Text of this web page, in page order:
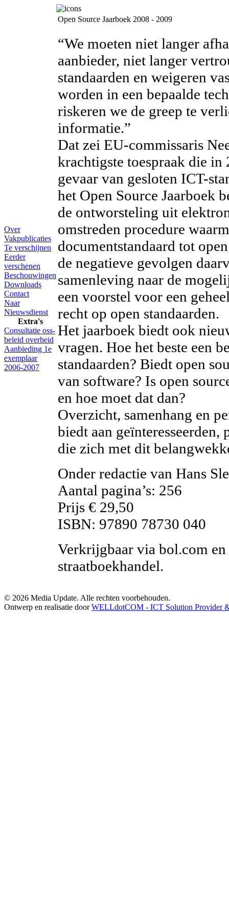
Over
Vakpublicaties
Te verschijnen
Eerder
verschenen
Beschouwingen
Downloads
Contact
Naar
Nieuwsdienst
Extra's
Consultatie oss-
beleid overheid
Aanbieding 1e
exemplaar
2006-2007
Open Source Jaarboek 2008 - 2009
“We moeten niet langer
aanbieder, niet langer
standaarden en weigeren
worden in een bepaalde
riskeren we de greep te
informatie.”
Dat zei EU-commissaris
krachtigste toespraak die
gevaar van gesloten ICT-
het Open Source Jaarboek
de ontworsteling uit
omstreden procedure
documentstandaard tot
de negatieve gevolgen
samenleving naar de
een voorstel voor een
recht op open standaarden.
Het jaarboek biedt ook
vragen. Hoe het beste een
standaarden? Biedt open
van software? Is open
en hoe moet dat dan?
Overzicht, samenhang en
biedt aan geïnteresseerden,
die zich met dit
Onder redactie van Hans
Aantal pagina’s: 256
Prijs € 29,50
ISBN: 97890 78730 040
Verkrijgbaar via bol.com
straatboekhandel.
© 2026 Media Update. Alle rechten voorbehouden.
Ontwerp en realisatie doorWELLdotCOM - ICT Solution Provider